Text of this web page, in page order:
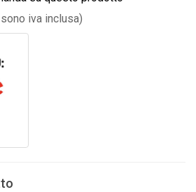
iva inclusa)